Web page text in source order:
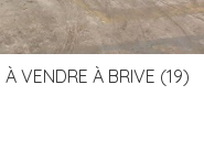
À VENDRE À BRIVE (19)